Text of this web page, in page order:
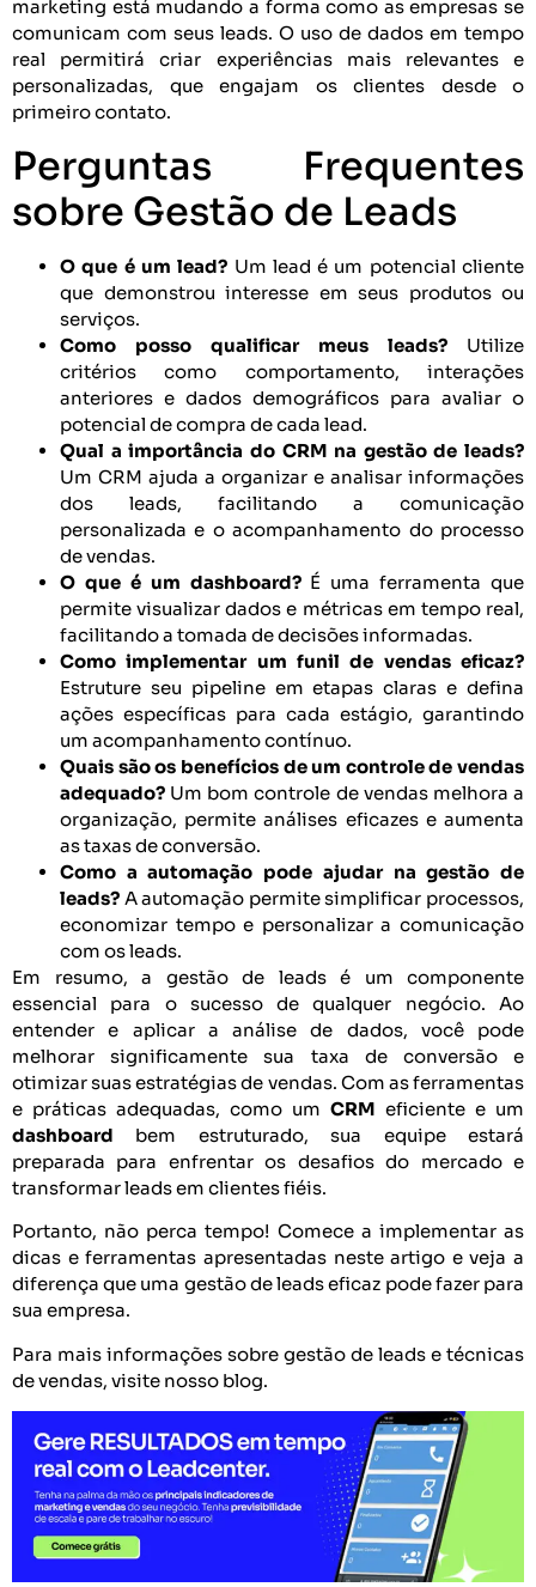
marketing está mudando a forma como as empresas se
comunicam com seus leads. O uso de dados em tempo
real permitirá criar experiências mais relevantes e
personalizadas, que engajam os clientes desde o
primeiro contato.
Perguntas Frequentes
sobre Gestão de Leads
O que é um lead? Um lead é um potencial cliente
que demonstrou interesse em seus produtos ou
serviços.
Como posso qualificar meus leads? Utilize
critérios como comportamento, interações
anteriores e dados demográficos para avaliar o
potencial de compra de cada lead.
Qual a importância do CRM na gestão de leads?
Um CRM ajuda a organizar e analisar informações
dos leads, facilitando a comunicação
personalizada e o acompanhamento do processo
de vendas.
O que é um dashboard?É uma ferramenta que
permite visualizar dados e métricas em tempo real,
facilitando a tomada de decisões informadas.
Como implementar um funil de vendas eficaz?
Estruture seu pipeline em etapas claras e defina
ações específicas para cada estágio, garantindo
um acompanhamento contínuo.
Quais são os benefícios de um controle de vendas
adequado? Um bom controle de vendas melhora a
organização, permite análises eficazes e aumenta
as taxas de conversão.
Como a automação pode ajudar na gestão de
leads? A automação permite simplificar processos,
economizar tempo e personalizar a comunicação
com os leads.
Em resumo, a gestão de leads é um componente
essencial para o sucesso de qualquer negócio. Ao
entender e aplicar a análise de dados, você pode
melhorar significamente sua taxa de conversão e
otimizar suas estratégias de vendas. Com as ferramentas
e práticas adequadas, como um CRM eficiente e um
dashboard bem estruturado, sua equipe estará
preparada para enfrentar os desafios do mercado e
transformar leads em clientes fiéis.
Portanto, não perca tempo! Comece a implementar as
dicas e ferramentas apresentadas neste artigo e veja a
diferença que uma gestão de leads eficaz pode fazer para
sua empresa.
Para mais informações sobre gestão de leads e técnicas
de vendas, visite nosso blog.